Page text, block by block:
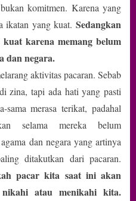
komitmen. Karena yang
ikatan yang kuat. Sedangkan
karena memang belum
dan negara.
aktivitas pacaran. Sebab
zina, tapi ada hati yang pasti
merasa terikat, padahal
selama mereka belum
dan negara yang artinya
ditakutkan dari pacaran.
pacar kita saat ini akan
atau menikahi kita.